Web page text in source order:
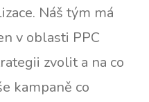
Náš tým má
v oblasti PPC
zvolit a na co
kampaně co